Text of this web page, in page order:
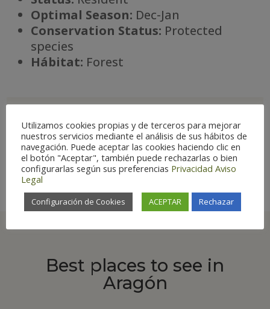
Optimal Season: Dec-Jan
Conservation Status: Protected
species
Hábitat: Forest

Special interest
Best places to see in
Aragón
Utilizamos cookies propias y de terceros para mejorar
nuestros servicios mediante el análisis de sus hábitos de
navegación. Puede aceptar las cookies haciendo clic en
el botón "Aceptar", también puede rechazarlas o bien
configurarlas según sus preferencias Privacidad Aviso
Legal
Configuración de Cookies ACEPTAR Rechazar